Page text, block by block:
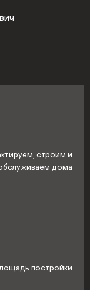
строим и
дома
постройки